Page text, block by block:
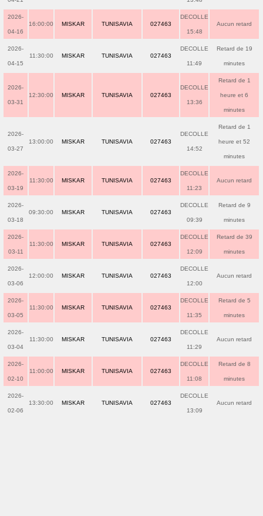
2026-
04-16
16:00:00 MISKAR TUNISAVIA 027463
DECOLLE
15:48
Aucun retard
2026-
04-15
11:30:00 MISKAR TUNISAVIA 027463
DECOLLE
11:49
Retard de 19
minutes
2026-
03-31
12:30:00 MISKAR TUNISAVIA 027463
DECOLLE
13:36
Retard de 1
heure et 6
minutes
2026-
03-27
13:00:00 MISKAR TUNISAVIA 027463
DECOLLE
14:52
Retard de 1
heure et 52
minutes
2026-
03-19
11:30:00 MISKAR TUNISAVIA 027463
DECOLLE
11:23
Aucun retard
2026-
03-18
09:30:00 MISKAR TUNISAVIA 027463
DECOLLE
09:39
Retard de 9
minutes
2026-
03-11
11:30:00 MISKAR TUNISAVIA 027463
DECOLLE
12:09
Retard de 39
minutes
2026-
03-06
12:00:00 MISKAR TUNISAVIA 027463
DECOLLE
12:00
Aucun retard
2026-
03-05
11:30:00 MISKAR TUNISAVIA 027463
DECOLLE
11:35
Retard de 5
minutes
2026-
03-04
11:30:00 MISKAR TUNISAVIA 027463
DECOLLE
11:29
Aucun retard
2026-
02-10
11:00:00 MISKAR TUNISAVIA 027463
DECOLLE
11:08
Retard de 8
minutes
2026-
02-06
13:30:00 MISKAR TUNISAVIA 027463
DECOLLE
13:09
Aucun retard